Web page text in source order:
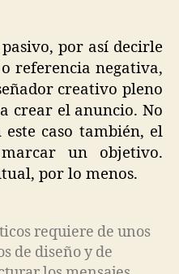
por así decirle
referencia negativa,
creativo pleno
crear el anuncio. No
caso también, el
un objetivo.
por lo menos.
requiere de unos
de diseño y de